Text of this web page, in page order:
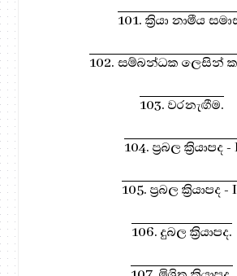
101. ක්‍රියා නාමීය
102. සම්බන්ධක ලෙසින්
103. වරනැඟීම.
104. ප්‍රබල ක්‍රියාපද -
105. ප්‍රබල ක්‍රියාපද -
106. දුබල ක්‍රියාපද.